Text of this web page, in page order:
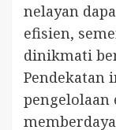
nelayan
efisien,
dinikmati
Pendekatan
pengelolaan